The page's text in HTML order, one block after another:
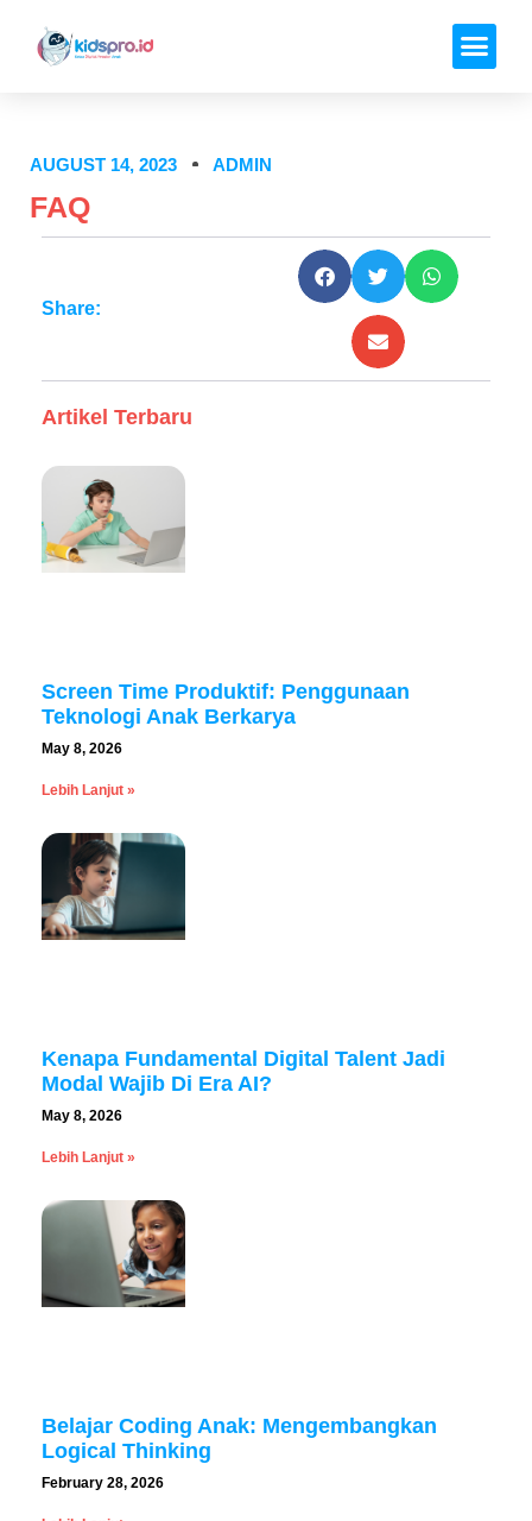
AUGUST 14, 2023 ADMIN
FAQ
Share:
Artikel Terbaru
Screen Time Produktif: Penggunaan
Teknologi Anak Berkarya
May 8, 2026
Lebih Lanjut »
Kenapa Fundamental Digital Talent Jadi
Modal Wajib Di Era AI?
May 8, 2026
Lebih Lanjut »
Belajar Coding Anak: Mengembangkan
Logical Thinking
February 28, 2026